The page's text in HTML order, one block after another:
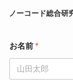
ノーコード総合研
お名前 *